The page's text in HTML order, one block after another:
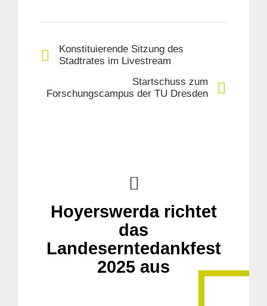
Konstituierende Sitzung des
Stadtrates im Livestream
Startschuss zum
Forschungscampus der TU Dresden
Hoyerswerda richtet
das
Landeserntedankfest
2025 aus